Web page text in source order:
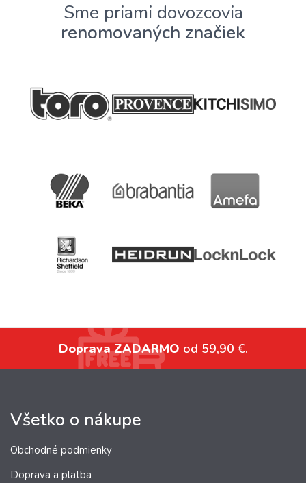
Sme priami dovozcovia
renomovaných značiek
Doprava ZADARMO od 59,90 €.
Všetko o nákupe
Obchodné podmienky
Doprava a platba